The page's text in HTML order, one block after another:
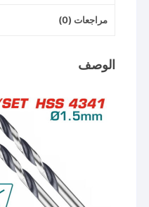
مراجعات (0)
الوصف